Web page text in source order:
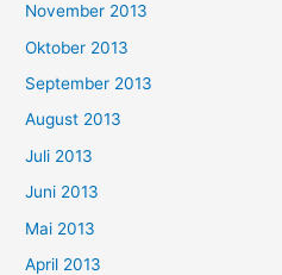
November 2013
Oktober 2013
September 2013
August 2013
Juli 2013
Juni 2013
Mai 2013
April 2013